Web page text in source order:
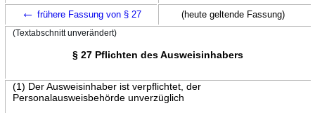
← frühere Fassung von § 27 (heute geltende Fassung)
(Textabschnitt unverändert)
§ 27 Pflichten des Ausweisinhabers
(1) Der Ausweisinhaber ist verpflichtet, der
Personalausweisbehörde unverzüglich